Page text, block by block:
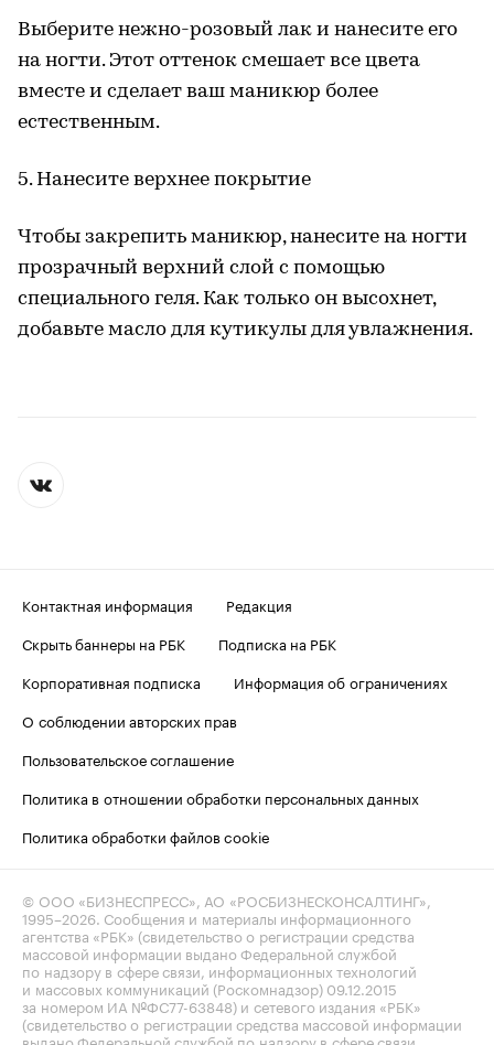
Выберите нежно-розовый лак и нанесите его
на ногти. Этот оттенок смешает все цвета
вместе и сделает ваш маникюр более
естественным.
5. Нанесите верхнее покрытие
Чтобы закрепить маникюр, нанесите на ногти
прозрачный верхний слой с помощью
специального геля. Как только он высохнет,
добавьте масло для кутикулы для увлажнения.
Контактная информация
Редакция
Скрыть баннеры на РБК
Подписка на РБК
Корпоративная подписка
Информация об ограничениях
О соблюдении авторских прав
Пользовательское соглашение
Политика в отношении обработки персональных данных
Политика обработки файлов cookie
© ООО «БИЗНЕСПРЕСС», АО «РОСБИЗНЕСКОНСАЛТИНГ»,
1995–2026. Сообщения и материалы информационного
агентства «РБК» (свидетельство о регистрации средства
массовой информации выдано Федеральной службой
по надзору в сфере связи, информационных технологий
и массовых коммуникаций (Роскомнадзор) 09.12.2015
за номером ИА №ФС77-63848) и сетевого издания «РБК»
(свидетельство о регистрации средства массовой информации
выдано Федеральной службой по надзору в сфере связи,